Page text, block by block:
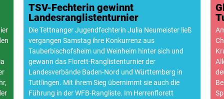
TSV-Fechterin gewinnt
Landesranglistenturnier
Die Tettnanger Jugendfechterin Julia Neumeister ließ
vergangen Samstag ihre Konkurrenz aus
Tauberbischofsheim und Weinheim hinter sich und
gewann das Florett-Ranglistenturnier der
Landesverbände Baden-Nord und Württemberg in
Tuttlingen. Mit ihrem Sieg übernimmt sie auch die
Führung in der WFB-Rangliste. Im Herrenflorett